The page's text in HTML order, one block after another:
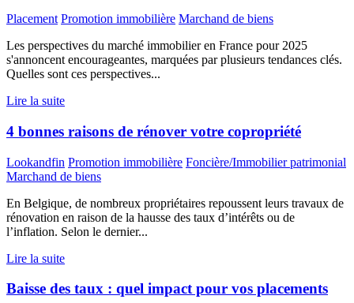
Placement Promotion immobilière Marchand de biens
Les perspectives du marché immobilier en France pour 2025
s'annoncent encourageantes, marquées par plusieurs tendances clés.
Quelles sont ces perspectives...
Lire la suite
4 bonnes raisons de rénover votre copropriété
Lookandfin Promotion immobilière Foncière/Immobilier patrimonial
Marchand de biens
En Belgique, de nombreux propriétaires repoussent leurs travaux de
rénovation en raison de la hausse des taux d’intérêts ou de
l’inflation. Selon le dernier...
Lire la suite
Baisse des taux : quel impact pour vos placements